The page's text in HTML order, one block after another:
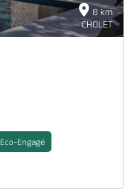
8 km
CHOLET
Eco-Engagé